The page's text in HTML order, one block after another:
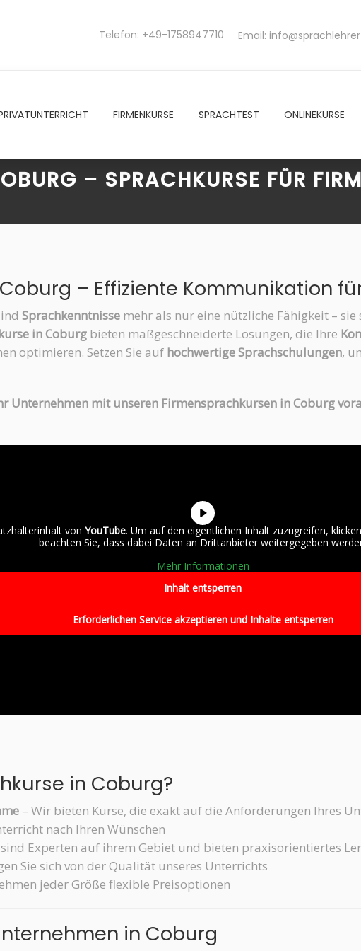
Telefon: +49-1758947710 Email:
FIRMENKURSE SPRACHTEST ONLINEKURSE
– SPRACHKURSE FÜR
– Effiziente Kommunikation
Sprachkenntnisse mehr als nur eine nützliche Fähigkeit –
in Coburg bieten maßgeschneiderte Lösungen, die Ihre
optimieren. Setzen Sie auf hochwertige Sprachschulungen,
Unternehmen mit unseren Firmensprachkursen in Coburg
von YouTube. Um auf den eigentlichen Inhalt zuzugreifen,
beachten Sie, dass dabei Daten an Drittanbieter weitergegeben
Mehr Informationen
Inhalt entsperren
Erforderlichen Service akzeptieren und Inhalte entsperren
in Coburg?
– Wir bieten Kurse, die exakt auf die Anforderungen Ihres
nach Ihren Wünschen
Experten auf ihrem Gebiet und bieten praxisorientiertes
Sie sich von der Qualität unseres Unterrichts
jeder Größe flexible Preisoptionen
in Coburg